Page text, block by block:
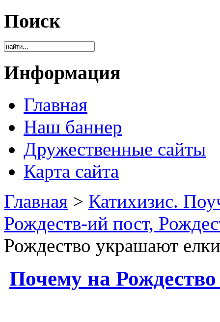
Поиск
Информация
Главная
Наш баннер
Дружественные сайты
Карта сайта
Главная > Катихизис.
Рождеств-ий пост,
Рождество украшают елки
Почему на